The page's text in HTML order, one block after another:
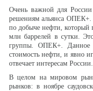
Очень важной для
решениям альянса ОПЕК+.
по добыче нефти, который
млн баррелей в сутки.
группы. ОПЕК+. Данное
стоимость нефти, и явно
отвечает интересам России.
В целом на мировом
рынков: в ноябре